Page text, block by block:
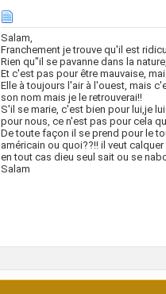
Salam,
Franchement je trouve qu'il est
Rien qu"il se pavanne dans la
Et c'est pas pour être mauvaise,
Elle à toujours l'air à l'ouest, mais
son nom mais je le retrouverai!!
S'il se marie, c'est bien pour lui,je
pour nous, ce n'est pas pour cela
De toute façon il se prend pour le
américain ou quoi??!! il veut
en tout cas dieu seul sait ou se
Salam